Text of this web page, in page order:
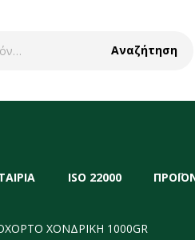
Αναζήτηση
ISO 22000
ΧΟΝΔΡΙΚΗ 1000GR